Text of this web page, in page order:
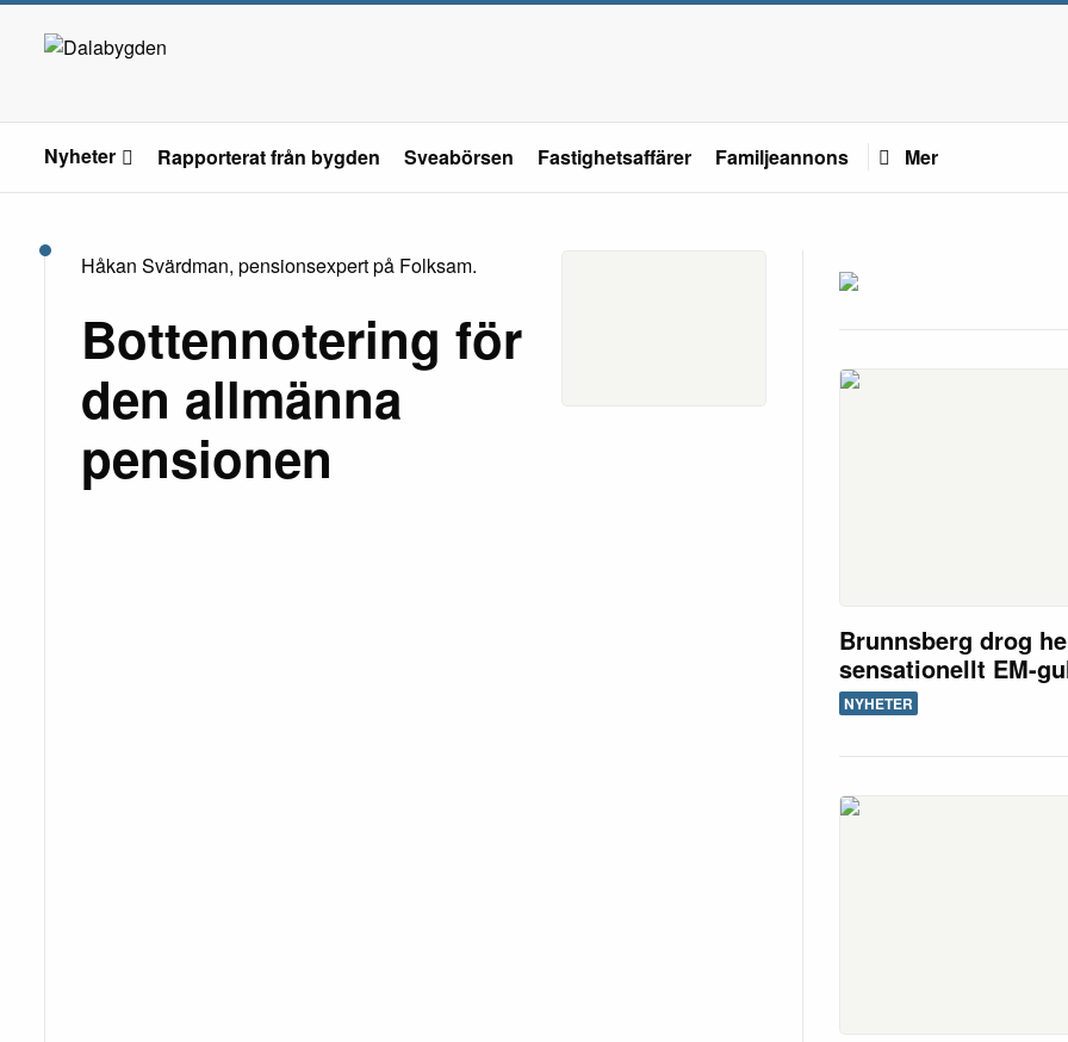
Nyheter Rapporterat från bygden Sveabörsen Fastighetsaffärer Familjeannons Mer
Håkan Svärdman, pensionsexpert på Folksam.
Bottennotering för
den allmänna
pensionen
Brunnsberg drog
sensationellt EM-
NYHETER